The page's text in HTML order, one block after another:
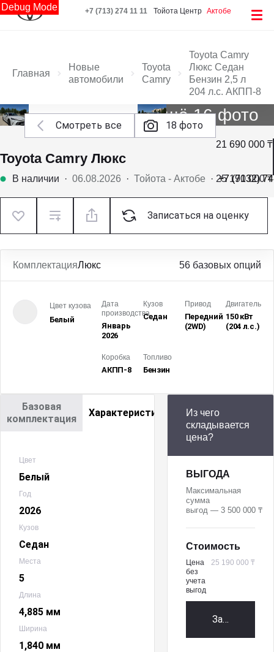
Debug Mode +7 (713) 274 11 11 Тойота Центр Актобе
Главная
Новые
автомобили
Toyota
Camry
Toyota Camry
Люкс Седан
Бензин 2,5 л
204 л.с. АКПП-8
Смотреть все 18 фото
Ещё 16 фото
Toyota Camry Люкс
21 690 000 ₸
В наличии · 06.08.2026 · Тойота - Актобе ·+7 (7132)
25 190 000 ₸
Записаться на оценку
КомплектацияЛюкс 56 базовых опций
Цвет кузова
Белый
Дата
производства
Январь
2026
Кузов
Седан
Привод
Передний
(2WD)
Двигатель
150 кВт
(204 л.с.)
Коробка
АКПП-8
Топливо
Бензин
Базовая
комплектация
Характеристики
Цвет
Белый
Год
2026
Кузов
Седан
Места
5
Длина
4,885 мм
Ширина
1,840 мм
Из чего
складывается
цена?
ВЫГОДА
Максимальная
сумма
выгод — 3 500 000 ₸
Стоимость
Цена
без
учета
выгод
25 190 000 ₸